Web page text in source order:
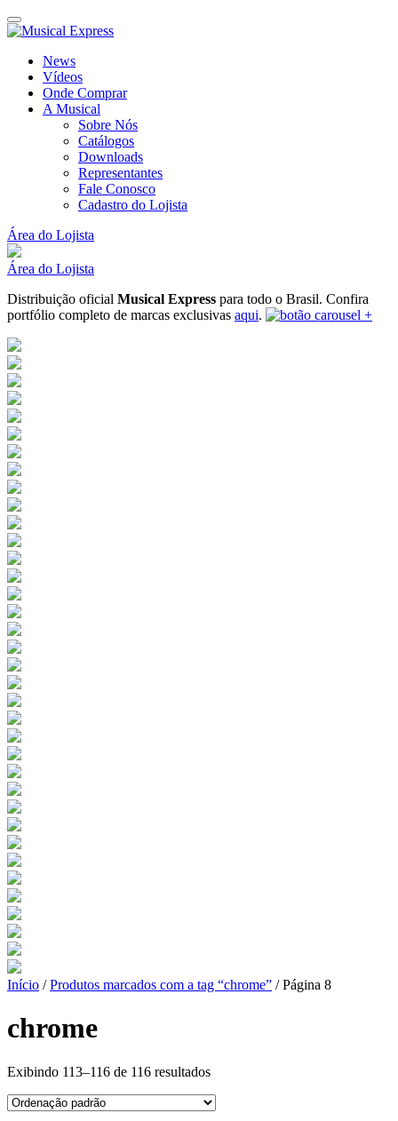
News
Vídeos
Onde Comprar
A Musical
Sobre Nós
Catálogos
Downloads
Representantes
Fale Conosco
Cadastro do Lojista
Área do Lojista
Área do Lojista
Distribuição oficial Musical Express para todo o Brasil. Confira
portfólio completo de marcas exclusivas aqui.
Início /Produtos marcados com a tag “chrome” / Página 8
chrome
Exibindo 113–116 de 116 resultados